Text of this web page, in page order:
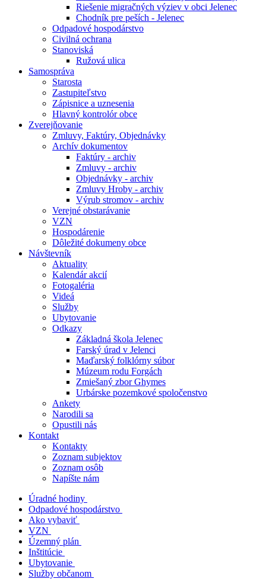
Riešenie migračných výziev v obci Jelenec
Chodník pre peších - Jelenec
Odpadové hospodárstvo
Civilná ochrana
Stanoviská
Ružová ulica
Samospráva
Starosta
Zastupiteľstvo
Zápisnice a uznesenia
Hlavný kontrolór obce
Zverejňovanie
Zmluvy, Faktúry, Objednávky
Archív dokumentov
Faktúry - archiv
Zmluvy - archiv
Objednávky - archiv
Zmluvy Hroby - archiv
Výrub stromov - archiv
Verejné obstarávanie
VZN
Hospodárenie
Dôležité dokumeny obce
Návštevník
Aktuality
Kalendár akcií
Fotogaléria
Videá
Služby
Ubytovanie
Odkazy
Základná škola Jelenec
Farský úrad v Jelenci
Maďarský folklórny súbor
Múzeum rodu Forgách
Zmiešaný zbor Ghymes
Urbárske pozemkové spoločenstvo
Ankety
Narodili sa
Opustili nás
Kontakt
Kontakty
Zoznam subjektov
Zoznam osôb
Napíšte nám
Úradné hodiny
Odpadové hospodárstvo
Ako vybaviť
VZN
Územný plán
Inštitúcie
Ubytovanie
Služby občanom